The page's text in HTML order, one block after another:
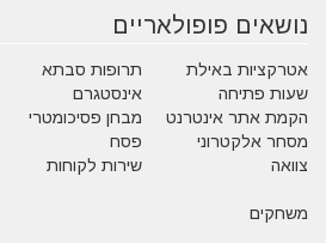
נושאים פופולאריים
אטרקציות באילת תרופות סבתא
שעות פתיחה
אינסטגרם
הקמת אתר אינטרנט
מבחן פסיכומטרי
מסחר אלקטרוני
פסח
צוואה
שירות לקוחות
משחקים